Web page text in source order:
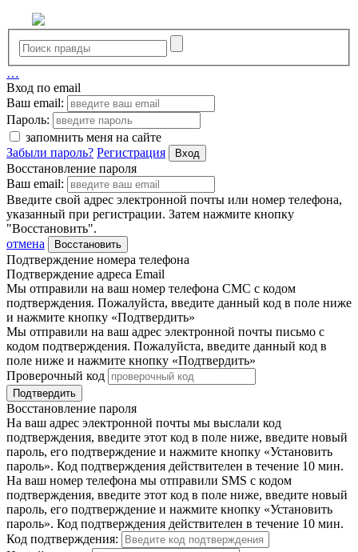
…
Вход по email
Ваш email:
Пароль:
запомнить меня на сайте
Забыли пароль? Регистрация Вход
Восстановление пароля
Ваш email:
Введите свой адрес электронной почты или номер телефона,
указанный при регистрации. Затем нажмите кнопку
"Восстановить".
отмена
Восстановить
Подтверждение номера телефона
Подтверждение адреса Email
Мы отправили на ваш номер телефона СМС с кодом
подтверждения. Пожалуйста, введите данный код в поле ниже
и нажмите кнопку «Подтвердить»
Мы отправили на ваш адрес электронной почты письмо с
кодом подтверждения. Пожалуйста, введите данный код в
поле ниже и нажмите кнопку «Подтвердить»
Проверочный код
Подтвердить
Восстановление пароля
На ваш адрес электронной почты мы выслали код
подтверждения, введите этот код в поле ниже, введите новый
пароль, его подтверждение и нажмите кнопку «Установить
пароль». Код подтверждения действителен в течение 10 мин.
На ваш номер телефона мы отправили SMS с кодом
подтверждения, введите этот код в поле ниже, введите новый
пароль, его подтверждение и нажмите кнопку «Установить
пароль». Код подтверждения действителен в течение 10 мин.
Код подтверждения: